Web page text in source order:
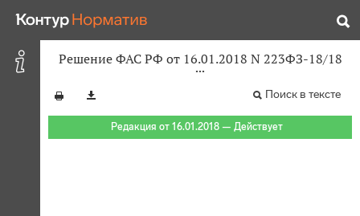
Решение ФАС РФ от 16.01.2018 N 223ФЗ-18/18
Поиск в тексте
Редакция от 16.01.2018 — Действует